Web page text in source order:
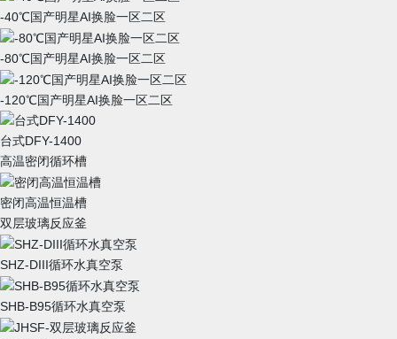
-40℃国产明星AI换脸一区二区
-80℃国产明星AI换脸一区二区
-120℃国产明星AI换脸一区二区
台式DFY-1400
高温密闭循环槽
密闭高温恒温槽
双层玻璃反应釜
SHZ-DIII循环水真空泵
SHB-B95循环水真空泵